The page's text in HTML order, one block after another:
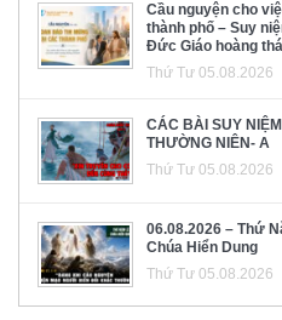
Cầu nguyện cho
thành phố – Suy
Đức Giáo hoàng
Thứ Tư 05.08.2026
CÁC BÀI SUY
THƯỜNG NIÊN- A
Thứ Tư 05.08.2026
06.08.2026 – Thứ
Chúa Hiển Dung
Thứ Tư 05.08.2026